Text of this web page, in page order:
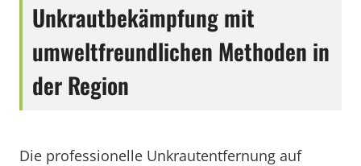
Unkrautbekämpfung mit
umweltfreundlichen Methoden in
der Region
Die professionelle Unkrautentfernung auf